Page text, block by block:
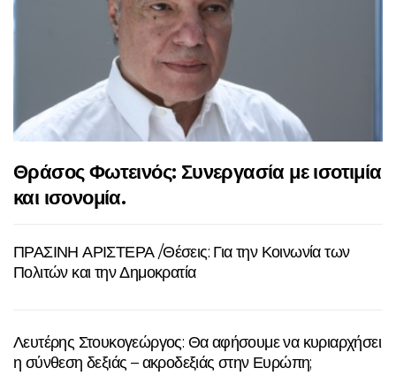
Θράσος Φωτεινός: Συνεργασία με ισοτιμία
και ισονομία.
ΠΡΑΣΙΝΗ ΑΡΙΣΤΕΡΑ /Θέσεις: Για την Κοινωνία των
Πολιτών και την Δημοκρατία
Λευτέρης Στουκογεώργος: Θα αφήσουμε να κυριαρχήσει
η σύνθεση δεξιάς – ακροδεξιάς στην Ευρώπη;